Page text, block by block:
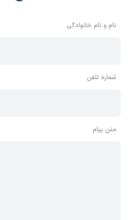
وجود دارد، معمولا نظراتی که محتوای
نام و نام خانوادگی
شماره تلفن
متن پیام